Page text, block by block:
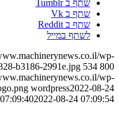
שתף ב Tumblr
שתף ב Vk
שתף ב Reddit
לשתף במייל
wp-
b3186-2991e.jpg 534 800
wp-
wordpress2022-08-24
07:09:402022-08-24 07:09:54